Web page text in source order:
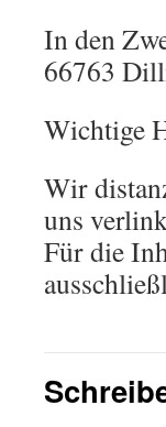
In den
66763
Wichtige
Wir
uns
Für die